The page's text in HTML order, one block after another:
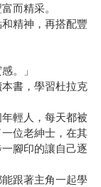
而精采。
精神，再搭配豐
。」
書，學習杜拉克
輕人，每天都被
位老紳士，在其
腳印的讓自己逐
跟著主角一起學